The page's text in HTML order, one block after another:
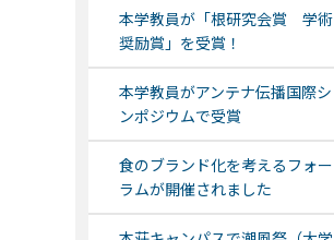
本学教員が「根研究会賞 学術
奨励賞」を受賞！
本学教員がアンテナ伝播国際シ
ンポジウムで受賞
食のブランド化を考えるフォー
ラムが開催されました